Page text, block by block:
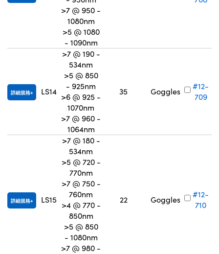
>7 @ 950 -
1080nm
>5 @ 1080
- 1090nm
詳細規格 LS14
>7 @ 190 -
534nm
>5 @ 850
- 925nm
>6 @ 925 -
1070nm
>7 @ 960 -
1064nm
35 Goggles
#12-
709
詳細規格 LS15
>7 @ 180 -
534nm
>5 @ 720 -
770nm
>7 @ 750 -
760nm
>4 @ 770 -
850nm
>5 @ 850
- 1080nm
>7 @ 980 -
22 Goggles
#12-
710